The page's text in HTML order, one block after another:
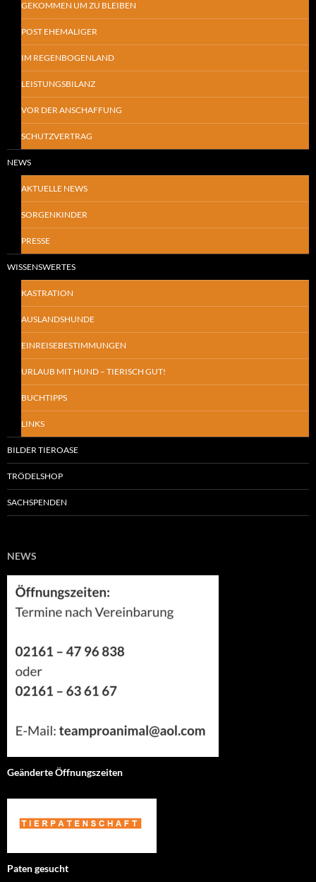
GEKOMMEN UM ZU BLEIBEN
POST EHEMALIGER
IM REGENBOGENLAND
LEISTUNGSBILANZ
VOR DER ANSCHAFFUNG
SCHUTZVERTRAG
NEWS
AKTUELLE NEWS
SORGENKINDER
PRESSE
WISSENSWERTES
KASTRATION
AUSLANDSHUNDE
EINREISEBESTIMMUNGEN
URLAUB MIT HUND – TIERISCH GUT!
BUCHTIPPS
LINKS
BILDER TIEROASE
TRÖDELSHOP
SACHSPENDEN
NEWS
Geänderte Öffnungszeiten
Paten gesucht